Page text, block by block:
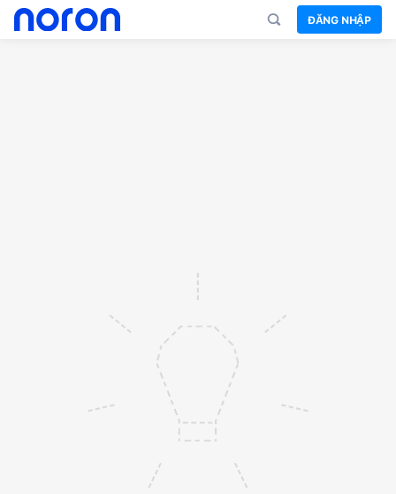
ĐĂNG NHẬP